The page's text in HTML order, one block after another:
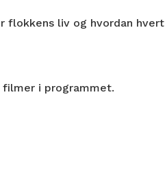
flokkens liv og hvordan hvert
filmer i programmet.